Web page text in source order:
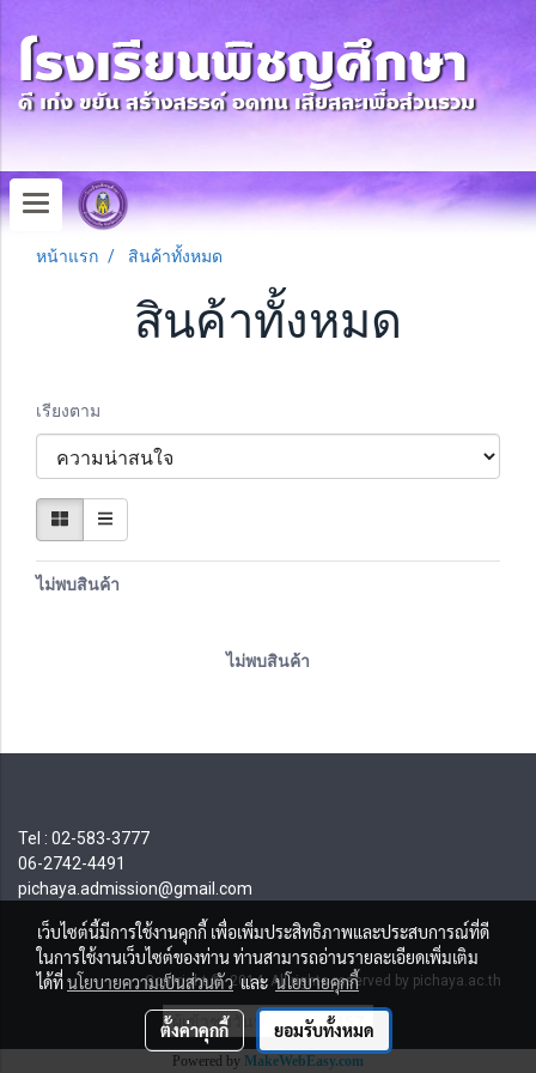
หน้าแรก สินค้าทั้งหมด
สินค้าทั้งหมด
เรียงตาม
ไม่พบสินค้า
ไม่พบสินค้า
Tel : 02-583-3777
06-2742-4491
pichaya.admission@gmail.com
Copyright © 2014 All rights reserved by pichaya.ac.th
ผู้เข้าชมวันนี้ 157
Powered by MakeWebEasy.com
เว็บไซต์นี้มีการใช้งานคุกกี้ เพื่อเพิ่มประสิทธิภาพและประสบการณ์ที่ดี
ในการใช้งานเว็บไซต์ของท่าน ท่านสามารถอ่านรายละเอียดเพิ่มเติม
ได้ที่นโยบายความเป็นส่วนตัวและนโยบายคุกกี้
ตั้งค่าคุกกี้ ยอมรับทั้งหมด